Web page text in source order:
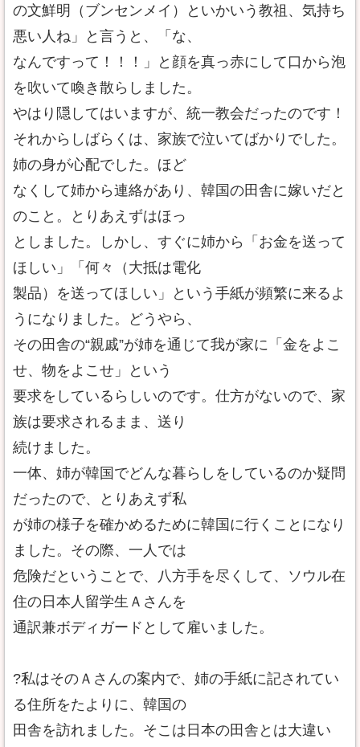
の文鮮明（ブンセンメイ）といかいう教祖、気持ち
悪い人ね」と言うと、「な、
なんですって！！！」と顔を真っ赤にして口から泡
を吹いて喚き散らしました。
やはり隠してはいますが、統一教会だったのです！
それからしばらくは、家族で泣いてばかりでした。
姉の身が心配でした。ほど
なくして姉から連絡があり、韓国の田舎に嫁いだと
のこと。とりあえずはほっ
としました。しかし、すぐに姉から「お金を送って
ほしい」「何々（大抵は電化
製品）を送ってほしい」という手紙が頻繁に来るよ
うになりました。どうやら、
その田舎の“親戚”が姉を通じて我が家に「金をよこ
せ、物をよこせ」という
要求をしているらしいのです。仕方がないので、家
族は要求されるまま、送り
続けました。
一体、姉が韓国でどんな暮らしをしているのか疑問
だったので、とりあえず私
が姉の様子を確かめるために韓国に行くことになり
ました。その際、一人では
危険だということで、八方手を尽くして、ソウル在
住の日本人留学生Ａさんを
通訳兼ボディガードとして雇いました。
?私はそのＡさんの案内で、姉の手紙に記されてい
る住所をたよりに、韓国の
田舎を訪れました。そこは日本の田舎とは大違い